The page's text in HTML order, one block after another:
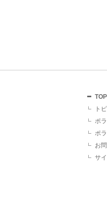
TOP
ト
ポ
ポ
お
サ